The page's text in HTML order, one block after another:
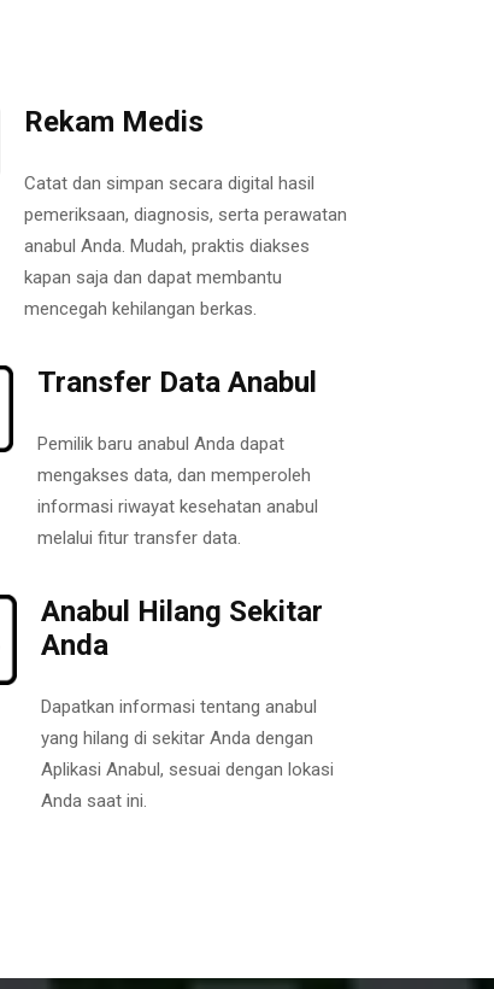
Rekam Medis
Catat dan simpan secara digital hasil
pemeriksaan, diagnosis, serta perawatan
anabul Anda. Mudah, praktis diakses
kapan saja dan dapat membantu
mencegah kehilangan berkas.
Transfer Data Anabul
Pemilik baru anabul Anda dapat
mengakses data, dan memperoleh
informasi riwayat kesehatan anabul
melalui fitur transfer data.
Anabul Hilang Sekitar
Anda
Dapatkan informasi tentang anabul
yang hilang di sekitar Anda dengan
Aplikasi Anabul, sesuai dengan lokasi
Anda saat ini.